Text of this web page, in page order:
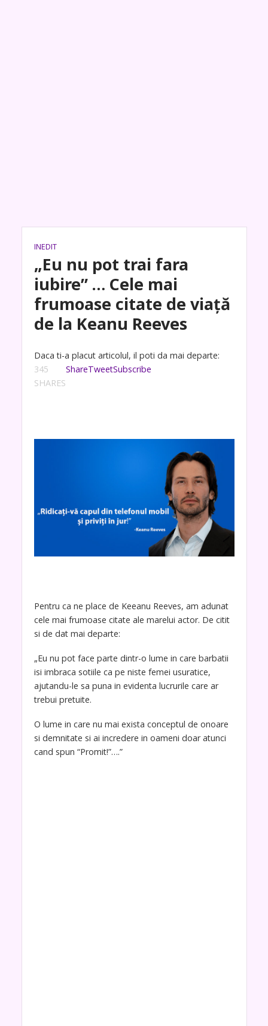
INEDIT
„Eu nu pot trai fara
iubire” … Cele mai
frumoase citate de viață
de la Keanu Reeves
Daca ti-a placut articolul, il poti da mai departe:
345
SHARES
ShareTweetSubscribe
Pentru ca ne place de Keeanu Reeves, am adunat
cele mai frumoase citate ale marelui actor. De citit
si de dat mai departe:
„Eu nu pot face parte dintr-o lume in care barbatii
isi imbraca sotiile ca pe niste femei usuratice,
ajutandu-le sa puna in evidenta lucrurile care ar
trebui pretuite.
O lume in care nu mai exista conceptul de onoare
si demnitate si ai incredere in oameni doar atunci
cand spun “Promit!”….”